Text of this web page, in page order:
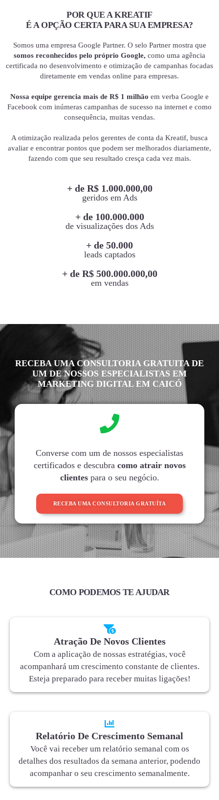
POR QUE A KREATIF
É A OPÇÃO CERTA PARA SUA EMPRESA?
Somos uma empresa Google Partner. O selo Partner mostra que
somos reconhecidos pelo próprio Google, como uma agência
certificada no desenvolvimento e otimização de campanhas focadas
diretamente em vendas online para empresas.
Nossa equipe gerencia mais de R$ 1 milhão em verba Google e
Facebook com inúmeras campanhas de sucesso na internet e como
consequência, muitas vendas.
A otimização realizada pelos gerentes de conta da Kreatif, busca
avaliar e encontrar pontos que podem ser melhorados diariamente,
fazendo com que seu resultado cresça cada vez mais.
+ de R$ 1.000.000,00
geridos em Ads
+ de 100.000.000
de visualizações dos Ads
+ de 50.000
leads captados
+ de R$ 500.000.000,00
em vendas
RECEBA UMA CONSULTORIA GRATUITA DE
UM DE NOSSOS ESPECIALISTAS EM
MARKETING DIGITAL EM CAICÓ
Converse com um de nossos especialistas
certificados e descubra como atrair novos
clientespara o seu negócio.
RECEBA UMA CONSULTORIA GRATUÍTA
COMO PODEMOS TE AJUDAR
Atração De Novos Clientes
Com a aplicação de nossas estratégias, você
acompanhará um crescimento constante de clientes.
Esteja preparado para receber muitas ligações!
Relatório De Crescimento Semanal
Você vai receber um relatório semanal com os
detalhes dos resultados da semana anterior, podendo
acompanhar o seu crescimento semanalmente.